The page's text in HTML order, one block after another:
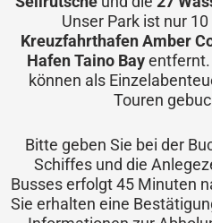
Unser Park ist nur
Kreuzfahrthafen Amber
Hafen Taino Bay
können als
Touren
Bitte geben Sie bei der
Schiffes und die
Busses erfolgt 45 Minuten
Sie erhalten eine